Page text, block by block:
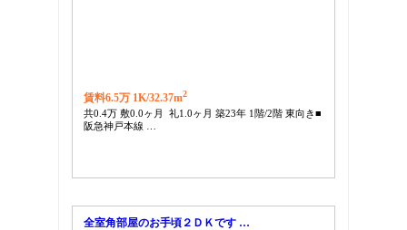
賃料6.5万 1K/32.37m2
共0.4万 敷0.0ヶ月 礼1.0ヶ月 築23年 1階/2階 東向き■
阪急神戸本線 …
全室角部屋のお手頃２ＤＫです …